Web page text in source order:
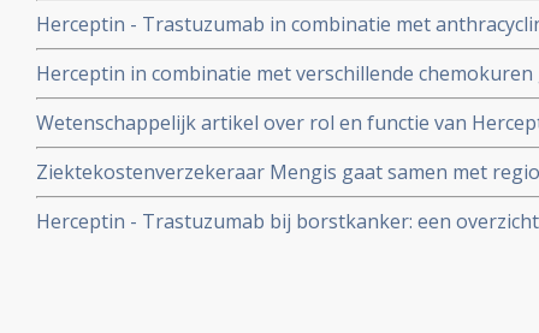
Herceptin - Trastuzumab in combinatie met
carboplatin geeft significant betere resultaten in
borstkankerpatiënten met Her2-Neu positieve
Herceptin in combinatie met verschillende
bij borstkankerpatiënten in gerandomiseerde studie
resultaten
Wetenschappelijk artikel over rol en functie van
Reformatorisch Dagblad..
Ziektekostenverzekeraar Mengis gaat samen met
onderzoek doen waarom Herceptin zo weinig
daarvan mag geen beletsel zijn aldus Mengis in
Herceptin - Trastuzumab bij borstkanker: een